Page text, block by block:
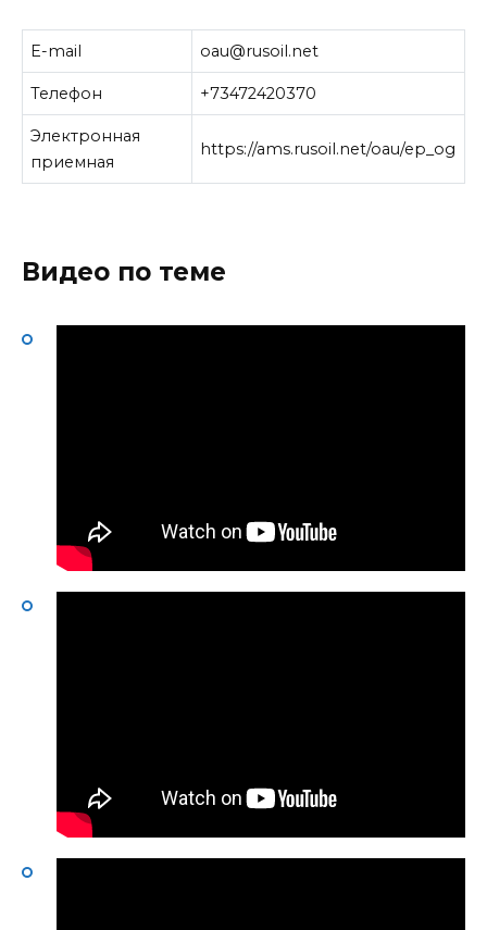
E-mail oau@rusoil.net
Телефон +73472420370
Электронная
приемная
https://ams.rusoil.net/oau/ep_og
Видео по теме